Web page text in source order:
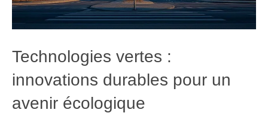
Technologies vertes :
innovations durables pour un
avenir écologique